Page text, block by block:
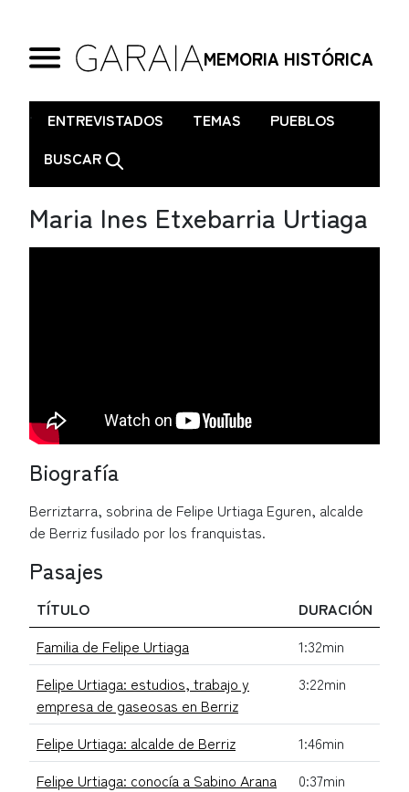
MEMORIA HISTÓRICA
. ENTREVISTADOS TEMAS
PUEBLOS
BUSCAR
Maria Ines Etxebarria Urtiaga
Biografía
Berriztarra, sobrina de Felipe Urtiaga Eguren, alcalde
de Berriz fusilado por los franquistas.
Pasajes
TÍTULO
DURACIÓN
Familia de Felipe Urtiaga
1:32min
Felipe Urtiaga: estudios, trabajo y
empresa de gaseosas en Berriz
3:22min
Felipe Urtiaga: alcalde de Berriz
1:46min
Felipe Urtiaga: conocía a Sabino Arana
0:37min